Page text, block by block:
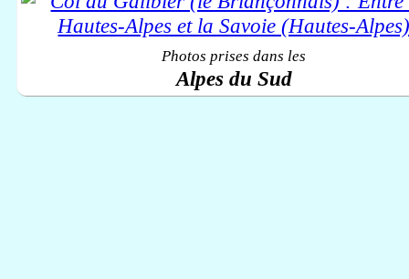
Photos prises dans les
Alpes du Sud